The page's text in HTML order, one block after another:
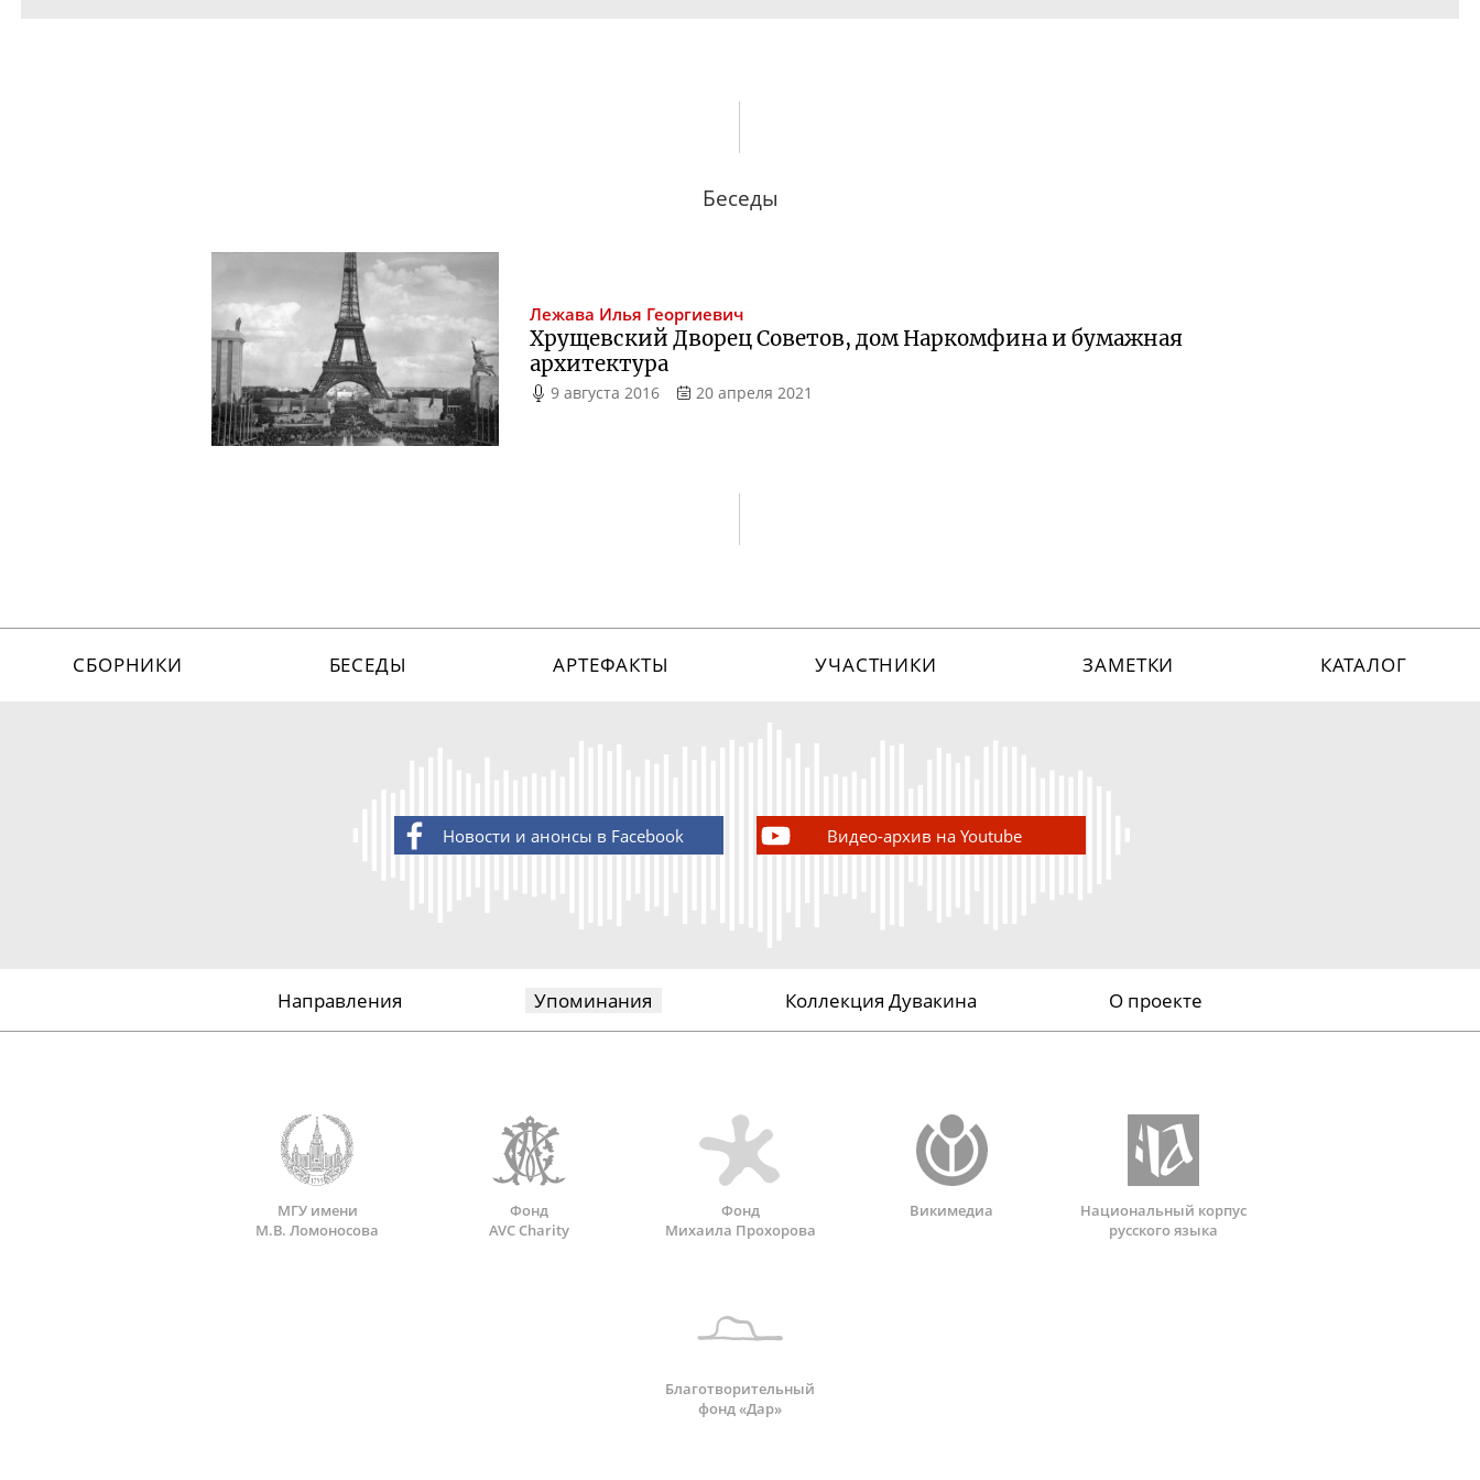
Беседы
Лежава Илья Георгиевич
Хрущевский Дворец Советов, дом Наркомфина и бумажная
архитектура
9 августа 2016 20 апреля 2021
СБОРНИКИ БЕСЕДЫ АРТЕФАКТЫ УЧАСТНИКИ ЗАМЕТКИ КАТАЛОГ
Новости и анонсы в Facebook Видео-архив на Youtube
Направления Упоминания Коллекция Дувакина О проекте
МГУ имени
М.В. Ломоносова
Фонд
AVC Charity
Фонд
Михаила Прохорова
Викимедиа
Национальный корпус
русского языка
Благотворительный
фонд «Дар»